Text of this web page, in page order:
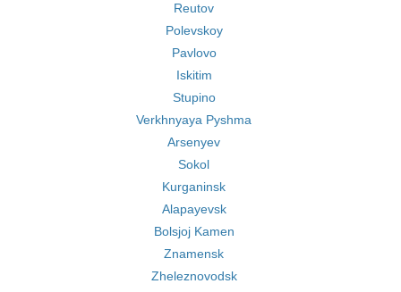
Reutov
Polevskoy
Pavlovo
Iskitim
Stupino
Verkhnyaya Pyshma
Arsenyev
Sokol
Kurganinsk
Alapayevsk
Bolsjoj Kamen
Znamensk
Zheleznovodsk